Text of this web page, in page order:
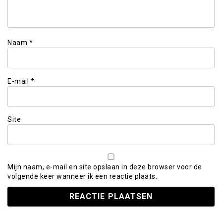
Naam *
E-mail *
Site
Mijn naam, e-mail en site opslaan in deze browser voor de
volgende keer wanneer ik een reactie plaats.